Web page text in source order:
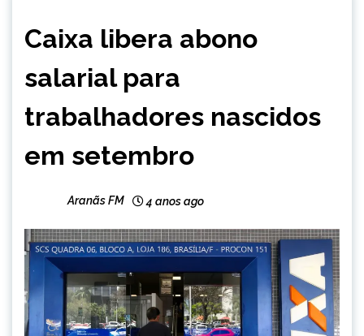
NOTÍCIAS
Caixa libera abono
salarial para
trabalhadores nascidos
em setembro
Aranãs FM 4 anos ago